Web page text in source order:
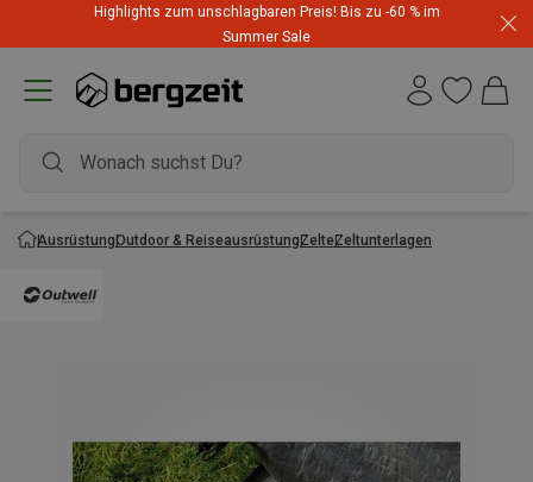
Highlights zum unschlagbaren Preis! Bis zu -60 % im
Summer Sale
AusrüstungOutdoor & ReiseausrüstungZelteZeltunterlagen